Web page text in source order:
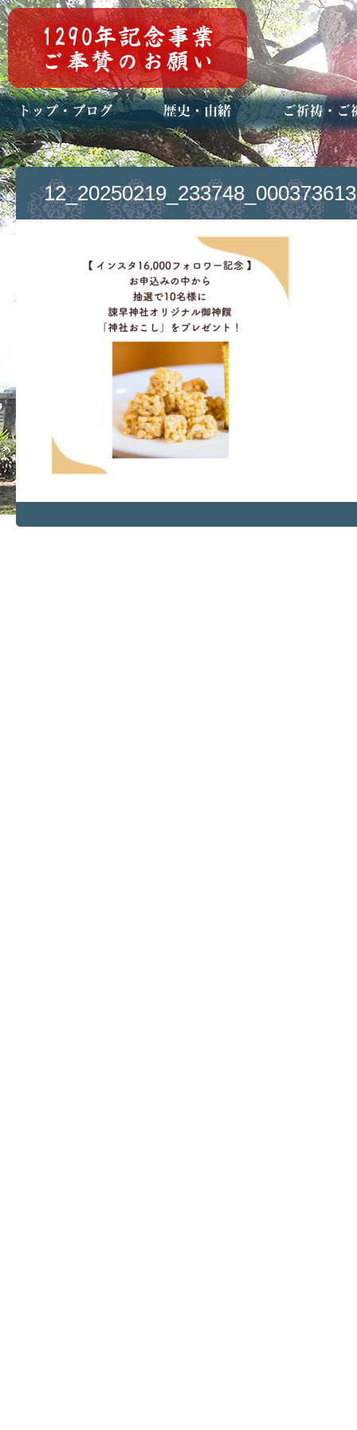
トップページ
ブログ(日々八百万)
お知らせ一覧 歴史・ご祭神
年中行事
メディア掲載 ご祈祷・ご祈
安産祈願
初宮参り
七五三詣
長寿のお祝い
神前結婚式
厄祓い・方位
車のお祓い
地鎮祭
神葬祭（神式